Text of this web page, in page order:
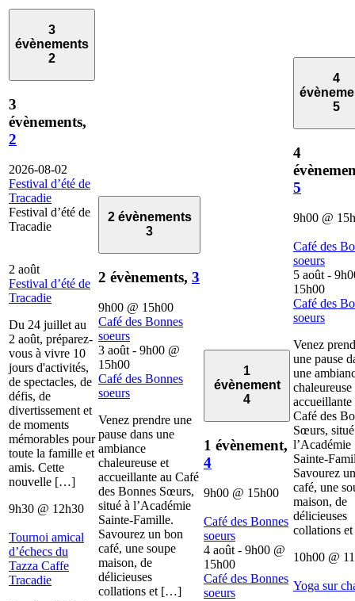
3
évènements
2
3
évènements,
2
2026-08-02
Festival d’été de
Tracadie
Festival d’été de
Tracadie
2 août
Festival d’été de
Tracadie
Du 24 juillet au
2 août, préparez-
vous à vivre 10
jours d'activités,
de spectacles, de
défis, de
divertissement et
de moments
mémorables pour
toute la famille et
amis. Cette
nouvelle […]
9h30 @ 12h30
Tournoi amical
d’échecs du
Tazza Caffe
Tracadie
2 évènements
3
2 évènements, 3
9h00 @ 15h00
Café des Bonnes
soeurs
3 août - 9h00 @
15h00
Café des Bonnes
soeurs
Venez prendre une
pause dans une
ambiance
chaleureuse et
accueillante au Café
des Bonnes Sœurs,
situé à l’Académie
Sainte-Famille.
Savourez un bon
café, une soupe
maison, de
délicieuses
collations et […]
1
évènement
4
1 évènement,
4
9h00 @ 15h00
Café des Bonnes
soeurs
4 août - 9h00 @
15h00
Café des Bonnes
soeurs
4
5
4
5
9h00 @
Café des
soeurs
5 août -
15h00
Café des
soeurs
Venez
une pause
une
chaleureuse
accueillante
Café des
Sœurs,
l’Académie
Sainte-
Savourez
café, une
maison, de
délicieuses
collations
10h00 @
Yoga sur